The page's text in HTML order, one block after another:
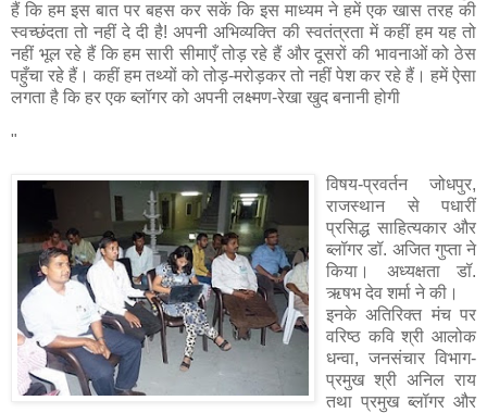
हैं कि हम इस बात पर बहस कर सकें कि इस माध्यम ने हमें एक खास तरह की
स्वच्छंदता तो नहीं दे दी है! अपनी अभिव्यक्ति की स्वतंत्रता में कहीं हम यह तो
नहीं भूल रहे हैं कि हम सारी सीमाएँ तोड़ रहे हैं और दूसरों की भावनाओं को ठेस
पहुँचा रहे हैं। कहीं हम तथ्यों को तोड़-मरोड़कर तो नहीं पेश कर रहे हैं। हमें ऐसा
लगता है कि हर एक ब्लॉगर को अपनी लक्ष्मण-रेखा खुद बनानी होगी
"
विषय-प्रवर्तन जोधपुर,
राजस्थान से पधारीं
प्रसिद्ध साहित्यकार और
ब्लॉगर डॉ. अजित गुप्ता ने
किया। अध्यक्षता डॉ.
ऋषभ देव शर्मा ने की।
इनके अतिरिक्त मंच पर
वरिष्ठ कवि श्री आलोक
धन्वा, जनसंचार विभाग-
प्रमुख श्री अनिल राय
तथा प्रमुख ब्लॉगर और